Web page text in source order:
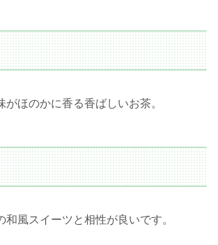
がほのかに香る香ばしいお茶。
和風スイーツと相性が良いです。